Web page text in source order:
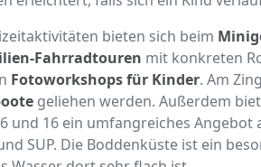
bieten sich beim
Fahrradtouren mit konkreten
Fotoworkshops für Kinder. Am
geliehen werden. Außerdem
und 16 ein umfangreiches Angebot
SUP. Die Boddenküste ist ein